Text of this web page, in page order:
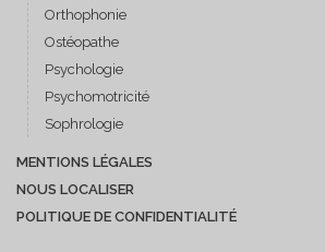
Orthophonie
Ostéopathe
Psychologie
Psychomotricité
Sophrologie
MENTIONS LÉGALES
NOUS LOCALISER
POLITIQUE DE CONFIDENTIALITÉ